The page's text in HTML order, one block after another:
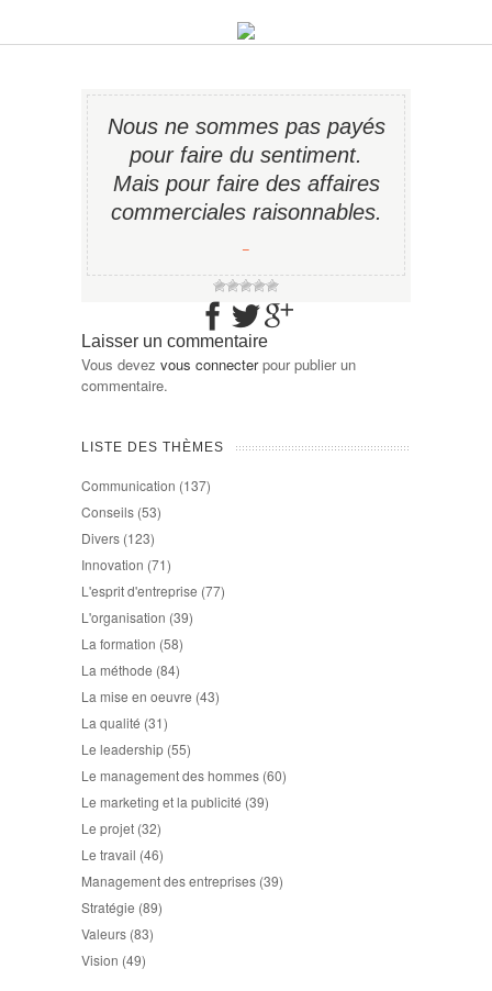
Nous ne sommes pas payés
pour faire du sentiment.
Mais pour faire des affaires
commerciales raisonnables.
−
Laisser un commentaire
Vous devez vous connecterpour publier un
commentaire.
LISTE DES THÈMES
Communication (137)
Conseils (53)
Divers (123)
Innovation (71)
L'esprit d'entreprise (77)
L'organisation (39)
La formation (58)
La méthode (84)
La mise en oeuvre (43)
La qualité (31)
Le leadership (55)
Le management des hommes (60)
Le marketing et la publicité (39)
Le projet (32)
Le travail (46)
Management des entreprises (39)
Stratégie (89)
Valeurs (83)
Vision (49)